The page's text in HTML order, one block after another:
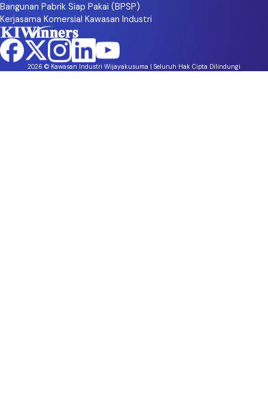
Bangunan Pabrik Siap Pakai (BPSP)
Kerjasama Komersial Kawasan Industri
2026 © Kawasan Industri Wijayakusuma | Seluruh Hak Cipta Dilindungi